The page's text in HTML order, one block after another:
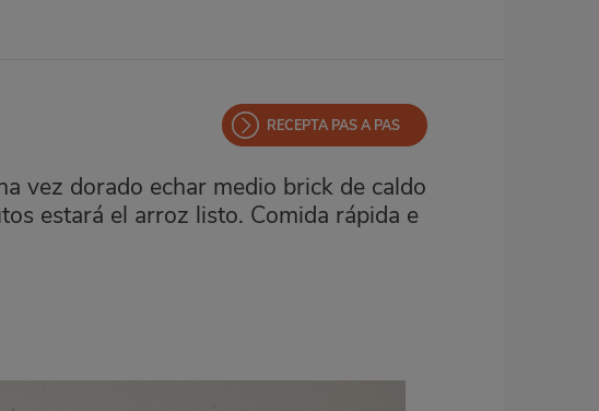
RECEPTA PAS A PAS
vez dorado echar medio brick de caldo
estará el arroz listo. Comida rápida e